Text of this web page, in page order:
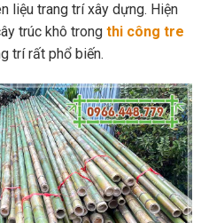
liệu trang trí xây dựng. Hiện
trúc khô trong thi công tre
trí rất phổ biến.